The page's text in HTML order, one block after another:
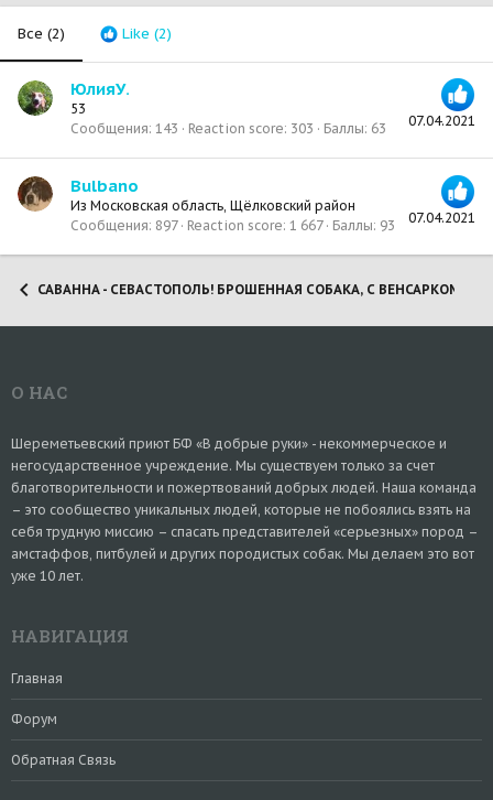
Все (2) Like (2)
07.04.2021
ЮлияУ.
53
Сообщения 143 Reaction score 303 Баллы 63
07.04.2021
Bulbano
Из Московская область, Щёлковский район
Сообщения 897 Reaction score 1 667 Баллы 93
САВАННА - СЕВАСТОПОЛЬ! БРОШЕННАЯ СОБАКА, С
О НАС
Шереметьевский приют БФ «В добрые руки» - некоммерческое и
негосударственное учреждение. Мы существуем только за счет
благотворительности и пожертвований добрых людей. Наша команда
– это сообщество уникальных людей, которые не побоялись взять на
себя трудную миссию – спасать представителей «серьезных» пород –
амстаффов, питбулей и других породистых собак. Мы делаем это вот
уже 10 лет.
НАВИГАЦИЯ
Главная
Форум
Обратная Связь